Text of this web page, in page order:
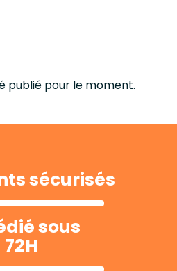
publié pour le moment.
sécurisés
sous
72H